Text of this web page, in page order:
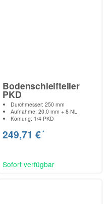
Bodenschleifteller
PKD
Durchmesser: 250 mm
Aufnahme: 20,0 mm + 8 NL
Körnung: 1/4 PKD
249,71 €*
Sofort verfügbar